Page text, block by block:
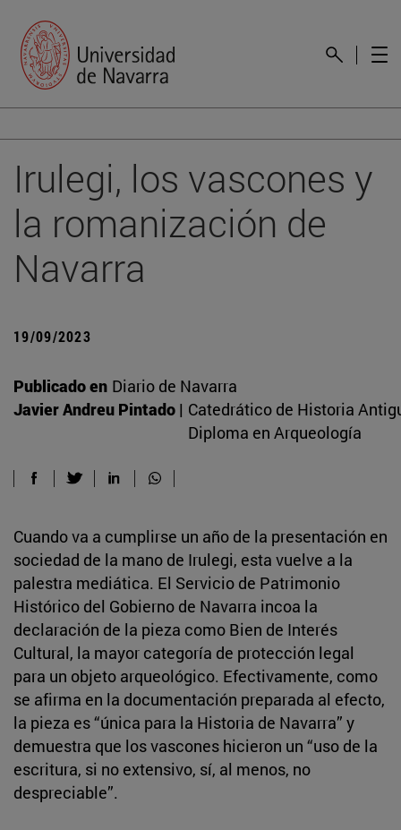
Irulegi, los vascones y
la romanización de
Navarra
19/09/2023
Publicado en Diario de Navarra
Javier Andreu Pintado | Catedrático de Historia
Diploma en Arqueología
Cuando va a cumplirse un año de la presentación en
sociedad de la mano de Irulegi, esta vuelve a la
palestra mediática. El Servicio de Patrimonio
Histórico del Gobierno de Navarra incoa la
declaración de la pieza como Bien de Interés
Cultural, la mayor categoría de protección legal
para un objeto arqueológico. Efectivamente, como
se afirma en la documentación preparada al efecto,
la pieza es “única para la Historia de Navarra” y
demuestra que los vascones hicieron un “uso de la
escritura, si no extensivo, sí, al menos, no
despreciable”.